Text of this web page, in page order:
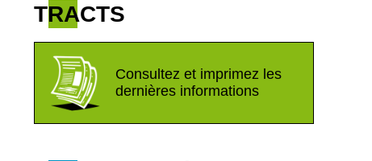
TRACTS
Consultez et imprimez les
dernières informations